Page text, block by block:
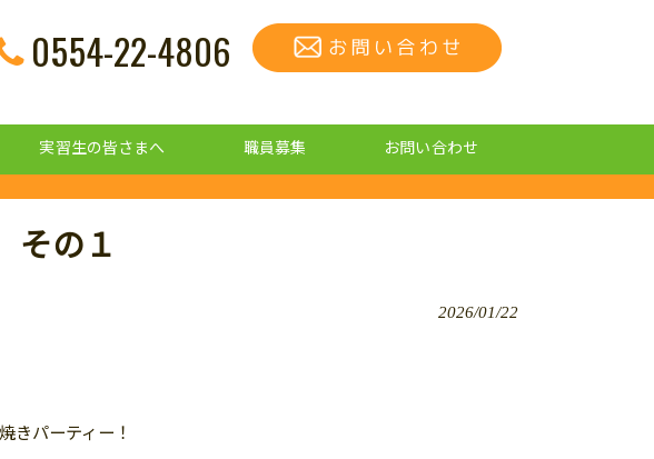
0554-22-4806
実習生の皆さまへ 職員募集 お問い合わせ
その１
2026/01/22
きパーティー！